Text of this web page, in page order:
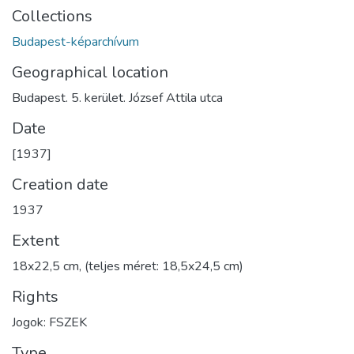
Collections
Budapest-képarchívum
Geographical location
Budapest. 5. kerület. József Attila utca
Date
[1937]
Creation date
1937
Extent
18x22,5 cm, (teljes méret: 18,5x24,5 cm)
Rights
Jogok: FSZEK